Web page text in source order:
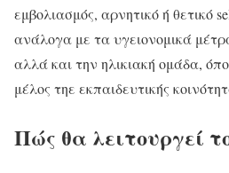
εμβολιασμός, αρνητικό ή θετικό
ανάλογα με τα υγειονομικά
αλλά και την ηλικιακή ομάδα,
μέλος τηε εκπαιδευτικής
Πώς θα λειτουργεί